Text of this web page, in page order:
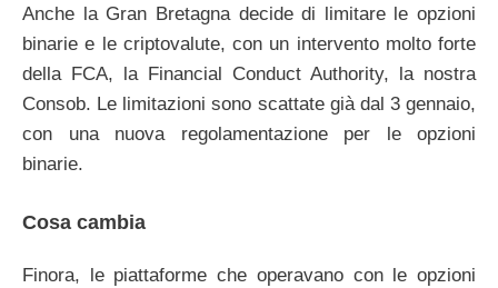
Anche la Gran Bretagna decide di limitare le opzioni
binarie e le criptovalute, con un intervento molto forte
della FCA, la Financial Conduct Authority, la nostra
Consob. Le limitazioni sono scattate già dal 3 gennaio,
con una nuova regolamentazione per le opzioni
binarie.
Cosa cambia
Finora, le piattaforme che operavano con le opzioni